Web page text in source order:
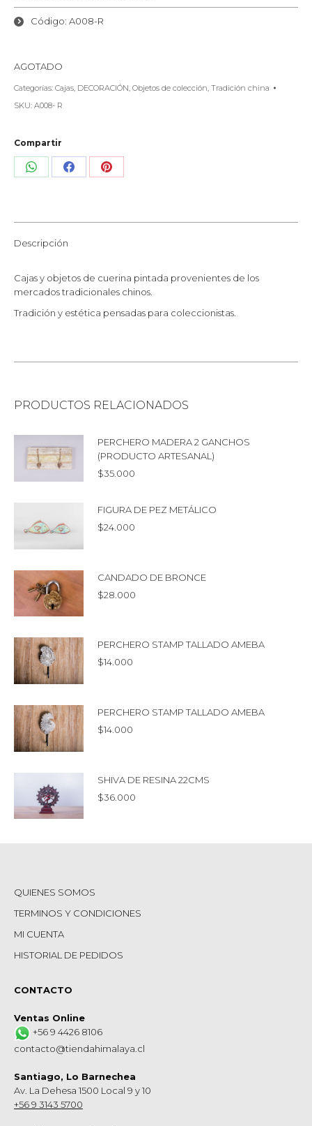
Código: A008-R
AGOTADO
Categorías: Cajas, DECORACIÓN, Objetos de colección, Tradición china
SKU: A008- R
Compartir
Share Share Share
Descripción
Cajas y objetos de cuerina pintada provenientes de los
mercados tradicionales chinos.
Tradición y estética pensadas para coleccionistas.
PRODUCTOS RELACIONADOS
PERCHERO MADERA 2 GANCHOS
(PRODUCTO ARTESANAL)
$35.000
FIGURA DE PEZ METÁLICO
$24.000
CANDADO DE BRONCE
$28.000
PERCHERO STAMP TALLADO AMEBA
$14.000
PERCHERO STAMP TALLADO AMEBA
$14.000
SHIVA DE RESINA 22CMS
$36.000
QUIENES SOMOS
TERMINOS Y CONDICIONES
MI CUENTA
HISTORIAL DE PEDIDOS
CONTACTO
Ventas Online
+56 9 4426 8106
contacto@tiendahimalaya.cl
Santiago, Lo Barnechea
Av. La Dehesa 1500 Local 9 y 10
+56 9 3143 5700